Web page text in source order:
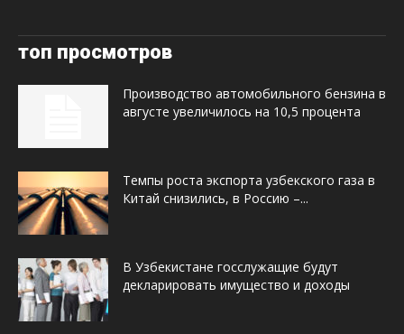
топ просмотров
Производство автомобильного бензина в
августе увеличилось на 10,5 процента
Темпы роста экспорта узбекского газа в
Китай снизились, в Россию –...
В Узбекистане госслужащие будут
декларировать имущество и доходы